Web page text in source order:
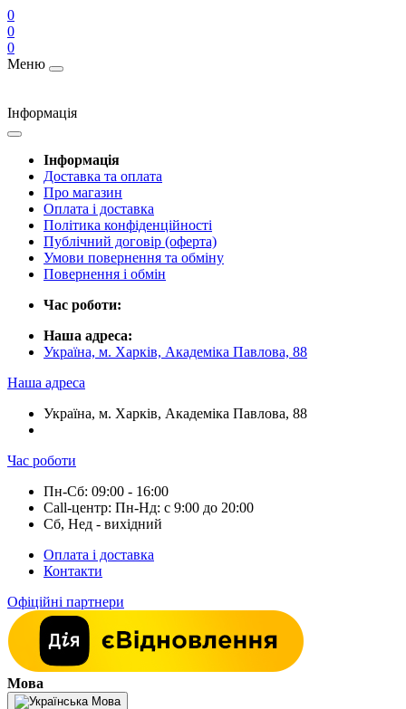
0
0
0
Меню
Інформація
Інформація
Доставка та оплата
Про магазин
Оплата і доставка
Політика конфіденційності
Публічний договір (оферта)
Умови повернення та обміну
Повернення і обмін
Час роботи:
Наша адреса:
Україна, м. Харків, Академіка Павлова, 88
Наша адреса
Україна, м. Харків, Академіка Павлова, 88
Час роботи
Пн-Сб: 09:00 - 16:00
Call-центр: Пн-Нд: с 9:00 до 20:00
Сб, Нед - вихідний
Оплата і доставка
Контакти
Офіційні партнери
Мова
Мова